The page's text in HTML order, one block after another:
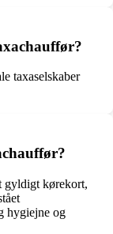
taxaselskaber
gyldigt kørekort,
hygiejne og